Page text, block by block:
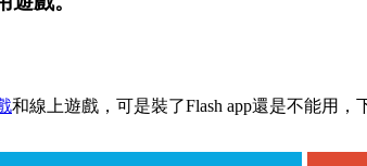
和線上遊戲，可是裝了Flash app還是不能用，